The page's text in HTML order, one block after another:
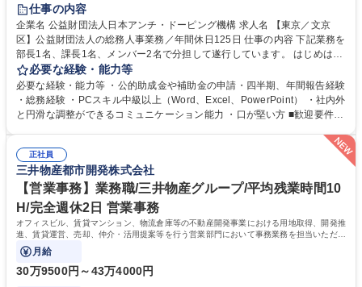
食事補助あり
仕事の内容
企業名 公益財団法人日本アンチ・ドーピング機構 求人名 【東京／文京
区】公益財団法人の総務人事業務／年間休日125日 仕事の内容 下記業務を
部長1名、課長1名、メンバー2名で分担して遂行しています。 はじめは担
当者として業務を覚えていただき、ゆくゆくはリーダーやマネージャーポ
ジションとして活躍いただくことを期待しています。 【総務・人事グルー
プの業務内容】 ・人事制度関連 ・採用活動 ・教育研修の企画、実行 ・勤
怠管理 ・官公庁への各種提出 ・法定の会議運営（評議員会、理事会） ・
連 ・衛生管理 ・防災関連・公的助成金の管理・オフィス、ファシリティ
管理 ・福利厚生関連 ・職員からの問合せ、相談対応 ・その他日常の総務
業務全般 募集職種 【東京／文京区】公益財団法人の総務人事業務／年間
休日125日
必要な経験・能力等
必要な経験・能力等 ・公的助成金や補助金の申請・四半期、年間報告経験
・総務経験 ・PCスキル中級以上（Word、Excel、PowerPoint） ・社内外
と円滑な調整ができるコミュニケーション能力 ・口が堅い方 ■歓迎要件
正社員
三井物産都市開発株式会社
【営業事務】業務職/三井物産グループ/平均残業時間10
H/完全週休2日 営業事務
オフィスビル、賃貸マンション、物流倉庫等の不動産開発事業における用地取得、開発推
進、賃貸運営、売却、仲介・活用提案等を行う営業部門において事務業務を担当いただき
ます。
月給
30万9500円～43万4000円